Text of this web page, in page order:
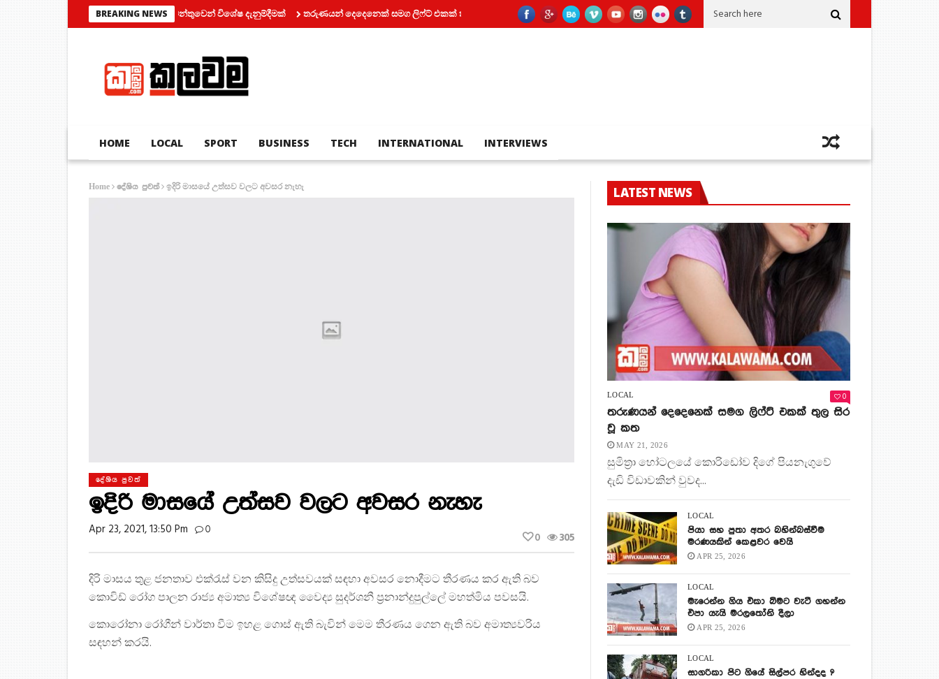
BREAKING NEWS
මෝටර් රථ ප්‍රවාහන දෙපාර්තමේන්තුවෙන් විශේෂ දැනුම්දීමක් තරුණයන් දෙදෙනෙක් සමග ලිෆ්ට් එකක් තුල සිර වූ කත පියා සහ පුතා අතර බහින්බස්වීම මරණයකින් කෙළවර වෙයි කෝටි 2කට අධික කුෂ් සමග ඡායාරූප ශිල්පියෙක්
HOME LOCAL SPORT BUSINESS TECH INTERNATIONAL INTERVIEWS
Home දේශිය පුවත් ඉදිරි මාසයේ උත්සව වලට අවසර නැහැ
දේශිය පුවත්
ඉදිරි මාසයේ උත්සව වලට අවසර නැහැ
Apr 23, 2021, 13:50 Pm 0 305
0
දිරි මාසය තුළ ජනතාව එක්රැස් වන කිසිදු උත්සවයක් සඳහා අවසර නොදීමට තීරණය කර ඇති බව
කොවිඩ් රෝග පාලන රාජ්‍ය අමාත්‍ය විශේෂඥ වෛද්‍ය සුදර්ශනී ප්‍රනාන්දුපුල්ලේ මහත්මිය පවසයි.
කොරෝනා රෝගීන් වාර්තා වීම ඉහළ ගොස් ඇති බැවින් මෙම තීරණය ගෙන ඇති බව අමාත්‍යවරිය
සඳහන් කරයි.
LATEST NEWS
LOCAL 0
තරුණයන් දෙදෙනෙක් සමග ලිෆ්ට් එකක් තුල සිර
වූ කත
MAY 21, 2026
සුමිත්‍රා හෝටලයේ කොරිඩෝව දිගේ පියනැගුවේ
දැඩි විඩාවකින් වුවද...
LOCAL
පියා සහ පුතා අතර බහින්බස්වීම
මරණයකින් කෙළවර වෙයි
APR 25, 2026
LOCAL
මැරෙන්න ගිය එකා බිමට වැටී ගහන්න
එපා යැයි මරලතෝනි දීලා
APR 25, 2026
LOCAL
සාගරිකා පිට ගියේ සිල්පර හින්දද ?